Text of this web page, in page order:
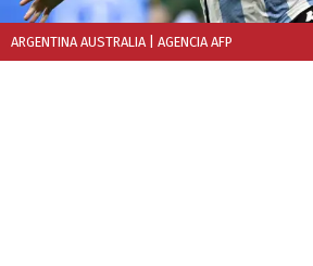
ARGENTINA AUSTRALIA | AGENCIA AFP